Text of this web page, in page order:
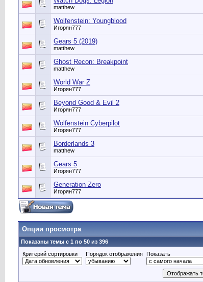
matthew
Wolfenstein: Youngblood
Игорян777
Gears 5 (2019)
matthew
Ghost Recon: Breakpoint
matthew
World War Z
Игорян777
Beyond Good & Evil 2
Игорян777
Wolfenstein Cyberpilot
Игорян777
Borderlands 3
matthew
Gears 5
Игорян777
Generation Zero
Игорян777
Опции просмотра
Показаны темы с 1 по 50 из 396
Критерий сортировки
Порядок отображения Показать